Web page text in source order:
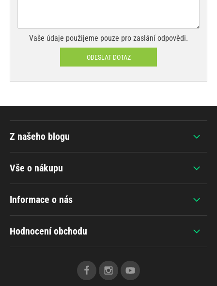
Vaše údaje použijeme pouze pro zaslání odpovědi.
ODESLAT DOTAZ
Vše o nákupu
Informace o nás
Hodnocení obchodu
Z našeho blogu